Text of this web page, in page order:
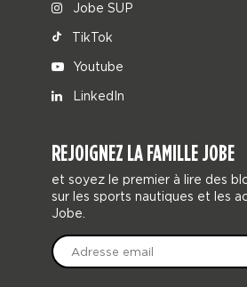
Jobe SUP
TikTok
Youtube
LinkedIn
REJOIGNEZ LA FAMILLE JOBE
et soyez le premier à lire des
sur les sports nautiques et les
Jobe.